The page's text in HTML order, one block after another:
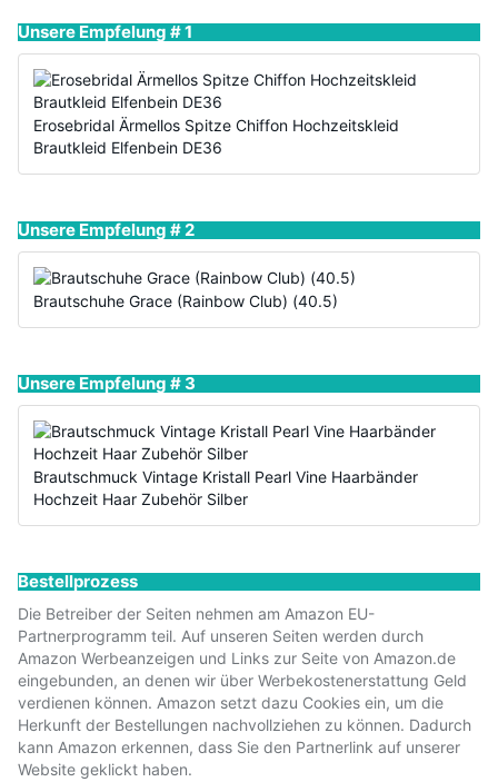
Unsere Empfelung # 1
Erosebridal Ärmellos Spitze Chiffon Hochzeitskleid
Brautkleid Elfenbein DE36
Unsere Empfelung # 2
Brautschuhe Grace (Rainbow Club) (40.5)
Unsere Empfelung # 3
Brautschmuck Vintage Kristall Pearl Vine Haarbänder
Hochzeit Haar Zubehör Silber
Bestellprozess
Die Betreiber der Seiten nehmen am Amazon EU-
Partnerprogramm teil. Auf unseren Seiten werden durch
Amazon Werbeanzeigen und Links zur Seite von Amazon.de
eingebunden, an denen wir über Werbekostenerstattung Geld
verdienen können. Amazon setzt dazu Cookies ein, um die
Herkunft der Bestellungen nachvollziehen zu können. Dadurch
kann Amazon erkennen, dass Sie den Partnerlink auf unserer
Website geklickt haben.